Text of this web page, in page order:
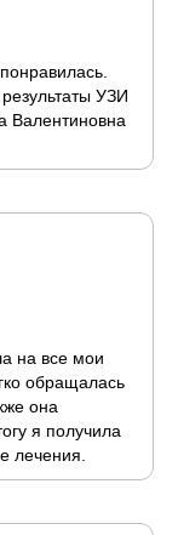
УЗИ
Валентиновна
на все мои
обращалась
она
я получила
лечения.